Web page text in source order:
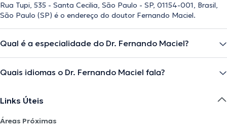
Rua Tupi, 535 - Santa Cecilia, São Paulo - SP, 01154-001, Brasil,
São Paulo (SP) é o endereço do doutor Fernando Maciel.
Qual é a especialidade do Dr. Fernando Maciel?
Quais idiomas o Dr. Fernando Maciel fala?
Links Úteis
Áreas Próximas